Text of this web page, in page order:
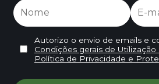
Autorizo o envio de emails e
Condições gerais de
Política de Privacidade e